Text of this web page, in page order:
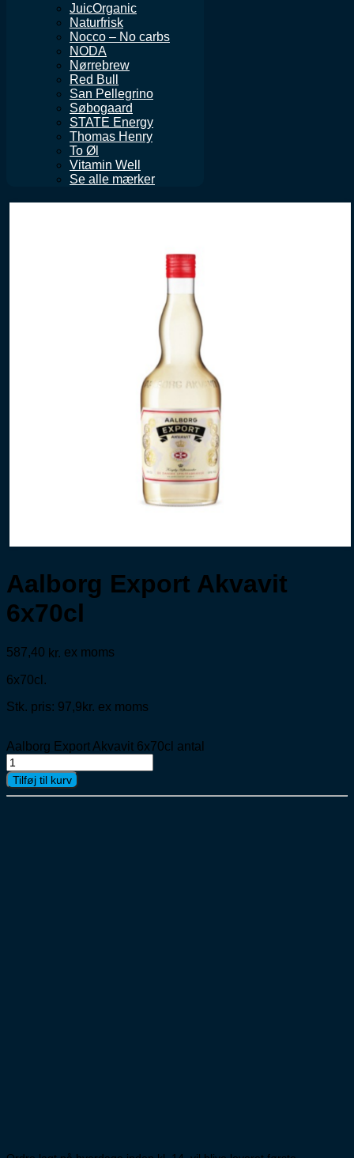
JuicOrganic
Naturfrisk
Nocco – No carbs
NODA
Nørrebrew
Red Bull
San Pellegrino
Søbogaard
STATE Energy
Thomas Henry
To Øl
Vitamin Well
Se alle mærker
Aalborg Export Akvavit
6x70cl
587,40 kr. ex moms
6x70cl.
Stk. pris: 97,9kr. ex moms
Aalborg Export Akvavit 6x70cl antal
Tilføj til kurv